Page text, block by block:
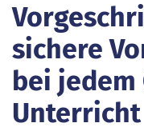
sichere
bei
Unterricht